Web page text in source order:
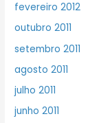
fevereiro 2012
outubro 2011
setembro 2011
agosto 2011
julho 2011
junho 2011